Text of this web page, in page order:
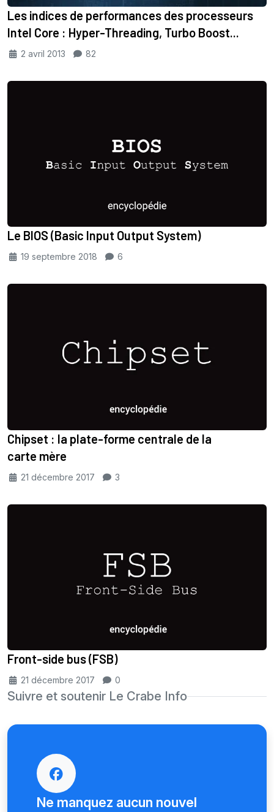
Les indices de performances des processeurs
Intel Core : Hyper-Threading, Turbo Boost...
2 avril 2013 82
Le BIOS (Basic Input Output System)
19 septembre 2018 6
Chipset : la plate-forme centrale de la
carte mère
21 décembre 2017 3
Front-side bus (FSB)
21 décembre 2017 0
Suivre et soutenir Le Crabe Info
Ne manquez aucun nouvel